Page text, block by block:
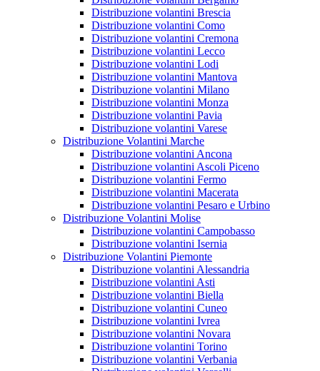
Distribuzione volantini Brescia
Distribuzione volantini Como
Distribuzione volantini Cremona
Distribuzione volantini Lecco
Distribuzione volantini Lodi
Distribuzione volantini Mantova
Distribuzione volantini Milano
Distribuzione volantini Monza
Distribuzione volantini Pavia
Distribuzione volantini Varese
Distribuzione Volantini Marche
Distribuzione volantini Ancona
Distribuzione volantini Ascoli Piceno
Distribuzione volantini Fermo
Distribuzione volantini Macerata
Distribuzione volantini Pesaro e Urbino
Distribuzione Volantini Molise
Distribuzione volantini Campobasso
Distribuzione volantini Isernia
Distribuzione Volantini Piemonte
Distribuzione volantini Alessandria
Distribuzione volantini Asti
Distribuzione volantini Biella
Distribuzione volantini Cuneo
Distribuzione volantini Ivrea
Distribuzione volantini Novara
Distribuzione volantini Torino
Distribuzione volantini Verbania